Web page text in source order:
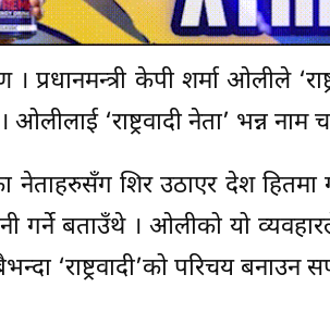
। प्रधानमन्त्री केपी शर्मा ओलीले
ओलीलाई ‘राष्ट्रवादी नेता’ भन्न
शिर उठाएर देश हितमा
गर्ने बताउँथे । ओलीको यो
‘राष्ट्रवादी’को परिचय